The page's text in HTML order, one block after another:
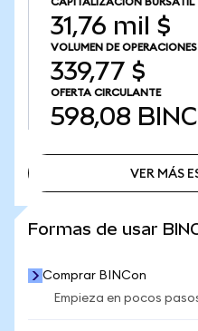
31,76 mil $
VOLUMEN DE OPERACIONES
339,77 $
OFERTA CIRCULANTE
598,08
VER MÁS
Formas de usar
Comprar BINCon
Empieza en pocos